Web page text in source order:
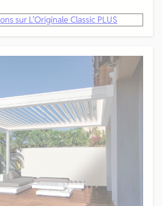
sur L’Originale Classic PLUS